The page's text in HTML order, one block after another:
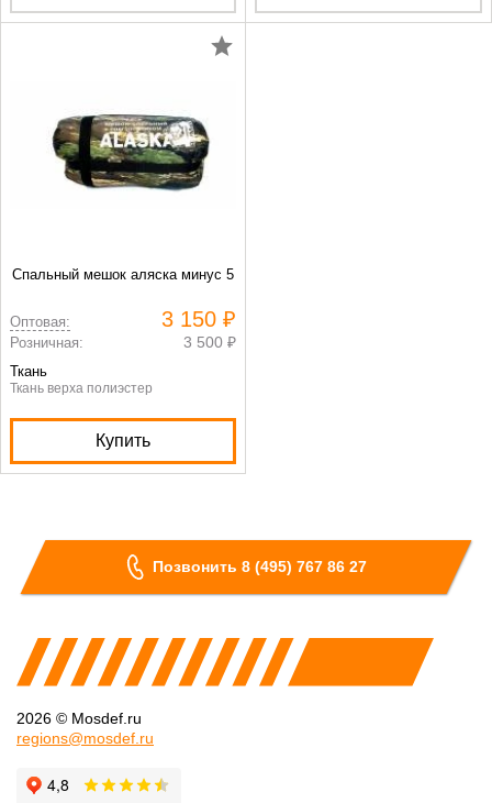
Спальный мешок аляска минус 5
Оптовая: 3 150 ₽
Розничная: 3 500 ₽
Ткань
Ткань верха полиэстер
Купить
Позвонить 8 (495) 767 86 27
2026 © Mosdef.ru
regions@mosdef.ru